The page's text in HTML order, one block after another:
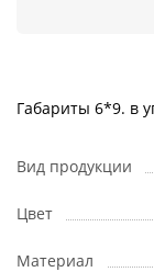
Габариты 6*9. в
Вид продукции
Цвет
Материал